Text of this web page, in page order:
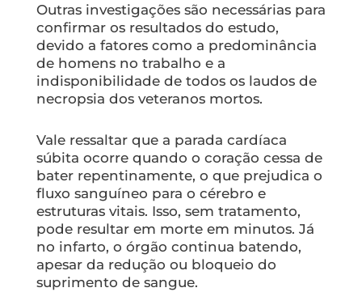
Outras investigações são necessárias para
confirmar os resultados do estudo,
devido a fatores como a predominância
de homens no trabalho e a
indisponibilidade de todos os laudos de
necropsia dos veteranos mortos.
Vale ressaltar que a parada cardíaca
súbita ocorre quando o coração cessa de
bater repentinamente, o que prejudica o
fluxo sanguíneo para o cérebro e
estruturas vitais. Isso, sem tratamento,
pode resultar em morte em minutos. Já
no infarto, o órgão continua batendo,
apesar da redução ou bloqueio do
suprimento de sangue.